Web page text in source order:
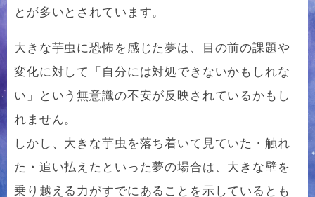
とが多いとされています。
大きな芋虫に恐怖を感じた夢は、目の前の課題や
変化に対して「自分には対処できないかもしれな
い」という無意識の不安が反映されているかもし
れません。
しかし、大きな芋虫を落ち着いて見ていた・触れ
た・追い払えたといった夢の場合は、大きな壁を
乗り越える力がすでにあることを示しているとも